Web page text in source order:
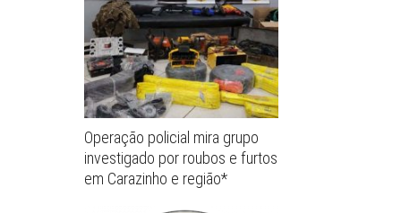
Operação policial mira grupo
investigado por roubos e furtos
em Carazinho e região*